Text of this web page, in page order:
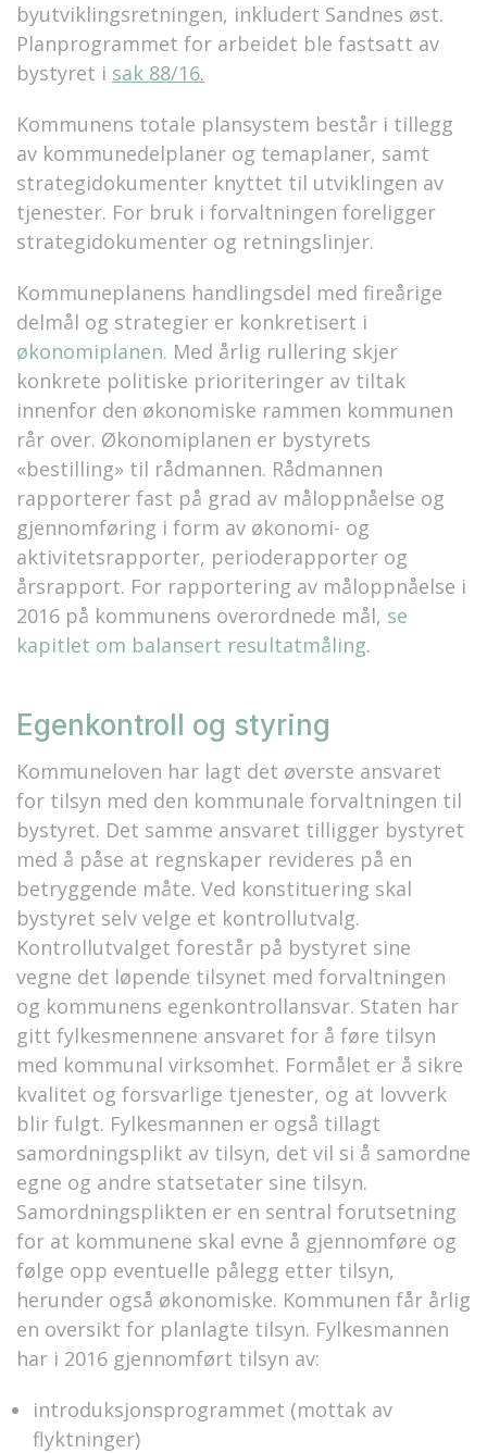
byutviklingsretningen, inkludert Sandnes øst.
Planprogrammet for arbeidet ble fastsatt av
bystyret i sak 88/16.
Kommunens totale plansystem består i tillegg
av kommunedelplaner og temaplaner, samt
strategidokumenter knyttet til utviklingen av
tjenester. For bruk i forvaltningen foreligger
strategidokumenter og retningslinjer.
Kommuneplanens handlingsdel med fireårige
delmål og strategier er konkretisert i
økonomiplanen. Med årlig rullering skjer
konkrete politiske prioriteringer av tiltak
innenfor den økonomiske rammen kommunen
rår over. Økonomiplanen er bystyrets
«bestilling» til rådmannen. Rådmannen
rapporterer fast på grad av måloppnåelse og
gjennomføring i form av økonomi- og
aktivitetsrapporter, perioderapporter og
årsrapport. For rapportering av måloppnåelse i
2016 på kommunens overordnede mål, se
kapitlet om balansert resultatmåling.
Egenkontroll og styring
Kommuneloven har lagt det øverste ansvaret
for tilsyn med den kommunale forvaltningen til
bystyret. Det samme ansvaret tilligger bystyret
med å påse at regnskaper revideres på en
betryggende måte. Ved konstituering skal
bystyret selv velge et kontrollutvalg.
Kontrollutvalget forestår på bystyret sine
vegne det løpende tilsynet med forvaltningen
og kommunens egenkontrollansvar. Staten har
gitt fylkesmennene ansvaret for å føre tilsyn
med kommunal virksomhet. Formålet er å sikre
kvalitet og forsvarlige tjenester, og at lovverk
blir fulgt. Fylkesmannen er også tillagt
samordningsplikt av tilsyn, det vil si å samordne
egne og andre statsetater sine tilsyn.
Samordningsplikten er en sentral forutsetning
for at kommunene skal evne å gjennomføre og
følge opp eventuelle pålegg etter tilsyn,
herunder også økonomiske. Kommunen får årlig
en oversikt for planlagte tilsyn. Fylkesmannen
har i 2016 gjennomført tilsyn av:
introduksjonsprogrammet (mottak av
flyktninger)